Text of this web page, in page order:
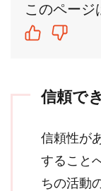
このページ
信頼で
信頼性が
すること
ちの活動